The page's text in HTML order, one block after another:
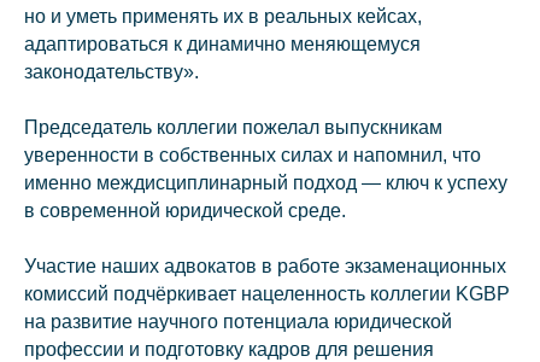
но и уметь применять их в реальных кейсах,
адаптироваться к динамично меняющемуся
законодательству».
Председатель коллегии пожелал выпускникам
уверенности в собственных силах и напомнил, что
именно междисциплинарный подход — ключ к успеху
в современной юридической среде.
Участие наших адвокатов в работе экзаменационных
комиссий подчёркивает нацеленность коллегии KGBP
на развитие научного потенциала юридической
профессии и подготовку кадров для решения
info@kurbalov.ru
+7 911 925-66-88
Telegram-канал